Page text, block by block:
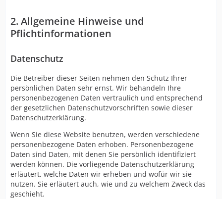
2. Allgemeine Hinweise und
Pflichtinformationen
Datenschutz
Die Betreiber dieser Seiten nehmen den Schutz Ihrer
persönlichen Daten sehr ernst. Wir behandeln Ihre
personenbezogenen Daten vertraulich und entsprechend
der gesetzlichen Datenschutzvorschriften sowie dieser
Datenschutzerklärung.
Wenn Sie diese Website benutzen, werden verschiedene
personenbezogene Daten erhoben. Personenbezogene
Daten sind Daten, mit denen Sie persönlich identifiziert
werden können. Die vorliegende Datenschutzerklärung
erläutert, welche Daten wir erheben und wofür wir sie
nutzen. Sie erläutert auch, wie und zu welchem Zweck das
geschieht.